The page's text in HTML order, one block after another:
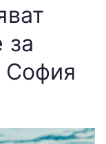
за
София